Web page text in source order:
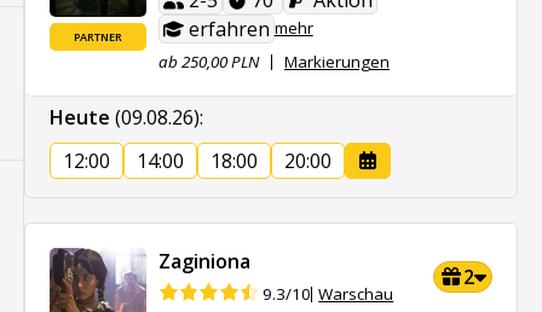
PARTNER
erfahren mehr
ab 250,00 PLN
Markierungen
Heute (09.08.26):
12:00
14:00 18:00 20:00
Zaginiona
2
9.3/10 Warschau